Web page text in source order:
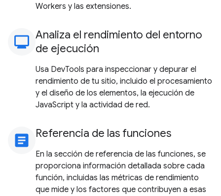
Workers y las extensiones.
monitoring
Analiza el rendimiento del entorno
de ejecución
Usa DevTools para inspeccionar y depurar el
rendimiento de tu sitio, incluido el procesamiento
y el diseño de los elementos, la ejecución de
JavaScript y la actividad de red.
article Referencia de las funciones
En la sección de referencia de las funciones, se
proporciona información detallada sobre cada
función, incluidas las métricas de rendimiento
que mide y los factores que contribuyen a esas